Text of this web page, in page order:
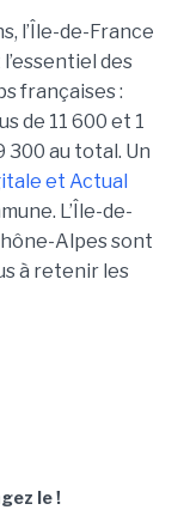
l’Île-de-France
des
françaises :
de 11 600 et 1
300 au total. Un
et Actual
L’Île-de-
Alpes sont
à retenir les
le !